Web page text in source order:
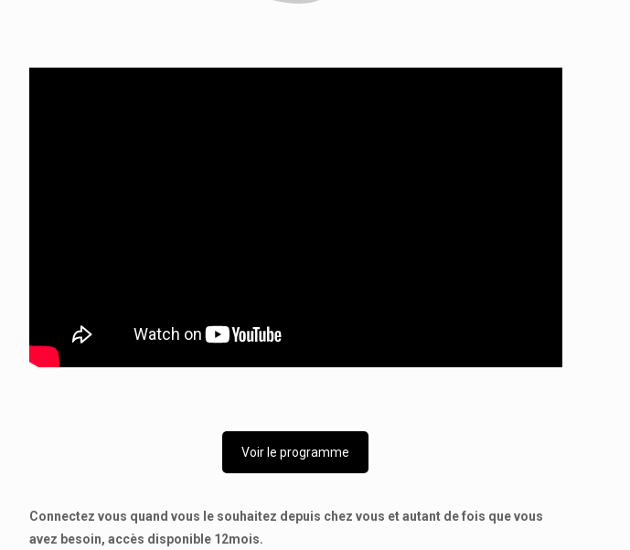
Voir le programme
Connectez vous quand vous le souhaitez depuis chez vous et autant de fois que vous
avez besoin, accès disponible 12mois.